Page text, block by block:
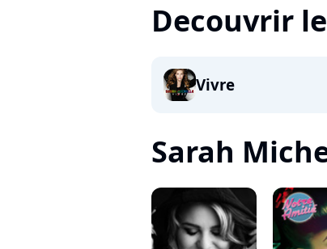
Decouvrir
Vivre
Sarah